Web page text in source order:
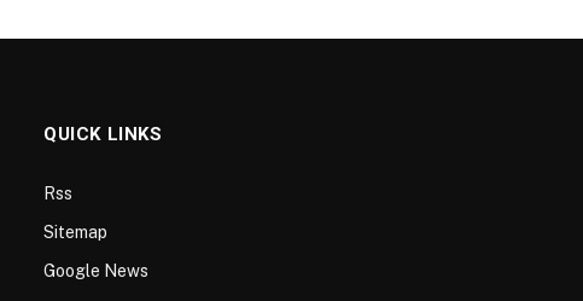
QUICK LINKS
Rss
Sitemap
Google News